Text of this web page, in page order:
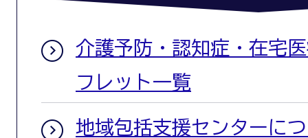
介護予防・認知症・在宅
フレット一覧
地域包括支援センターに